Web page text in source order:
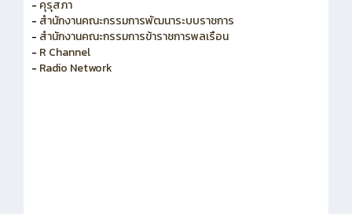
- คุรุสภา
- สำนักงานคณะกรรมการพัฒนาระบบราชการ
- สำนักงานคณะกรรมการข้าราชการพลเรือน
- R Channel
- Radio Network